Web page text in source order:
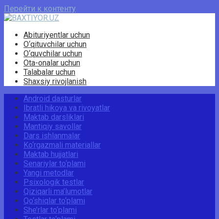
Перейти к контенту
Abituriyentlar uchun
O‘qituvchilar uchun
O‘quvchilar uchun
Ota-onalar uchun
Talabalar uchun
Shaxsiy rivojlanish
Android dasturlar
Ibratli hikoya va rivoyatlar
Maktab darsliklari
Mantiqiy savollar
Dars ishlanmalar
Ko‘rgazmali materiallar
Maktab hujjatlari
Senariylar to‘plami
Yangi metodlar
Psixologik testlar
Qiziqarli ma’lumotlar
Qo‘shiqlar to‘plami
She’rlar to‘plami